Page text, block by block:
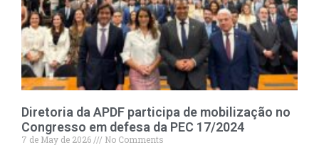
Diretoria da APDF participa de mobilização no
Congresso em defesa da PEC 17/2024
7 de May de 2026
No Comments